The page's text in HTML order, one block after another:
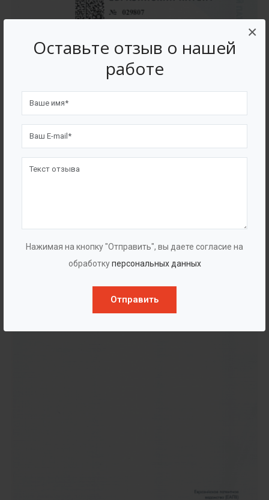
Оставьте отзыв о нашей
работе
Нажимая на кнопку "Отправить", вы даете согласие на
обработкуперсональных данных
Отправить
×
Евразийский патент 029807